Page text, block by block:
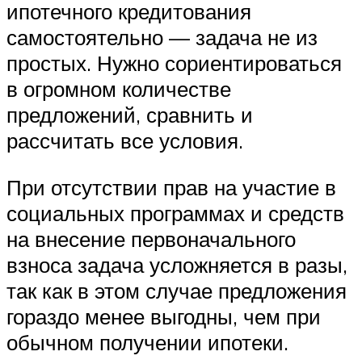
ипотечного кредитования
самостоятельно — задача не из
простых. Нужно сориентироваться
в огромном количестве
предложений, сравнить и
рассчитать все условия.
При отсутствии прав на участие в
социальных программах и средств
на внесение первоначального
взноса задача усложняется в разы,
так как в этом случае предложения
гораздо менее выгодны, чем при
обычном получении ипотеки.